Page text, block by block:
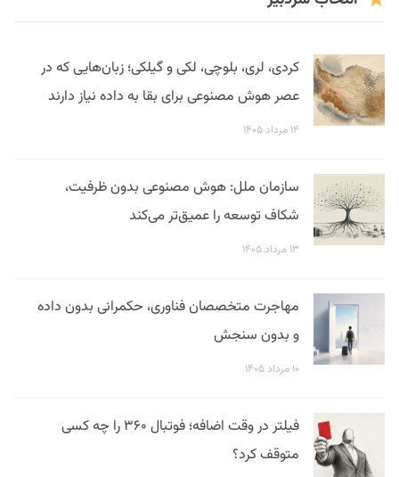
کردی، لری، بلوچی، لکی و گیلکی؛ زبان‌هایی که در
عصر هوش مصنوعی برای بقا به داده نیاز دارند
۱۴ مرداد ۱۴۰۵
سازمان ملل: هوش مصنوعی بدون ظرفیت،
شکاف توسعه را عمیق‌تر می‌کند
۱۳ مرداد ۱۴۰۵
مهاجرت متخصصان فناوری، حکمرانی بدون داده
و بدون سنجش
۱۰ مرداد ۱۴۰۵
فیلتر در وقت اضافه؛ فوتبال ۳۶۰ را چه کسی
متوقف کرد؟